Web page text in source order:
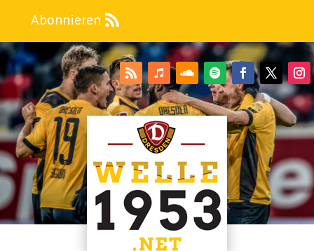
Abonnieren